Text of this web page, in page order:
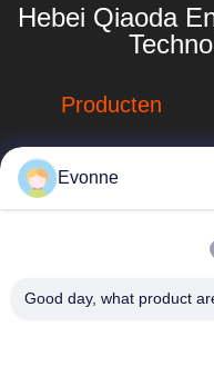
Hebei Qiaoda
Producten
Stofverzamelsystemen
Stofopvangsystemen
Evonne
Good day, what product